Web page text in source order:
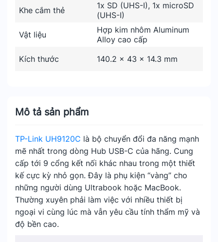
Mô tả sản phẩm
TP-Link UH9120C là bộ chuyển đổi đa năng mạnh
mẽ nhất trong dòng Hub USB-C của hãng. Cung
cấp tới 9 cổng kết nối khác nhau trong một thiết
kế cực kỳ nhỏ gọn. Đây là phụ kiện “vàng” cho
những người dùng Ultrabook hoặc MacBook.
Thường xuyên phải làm việc với nhiều thiết bị
ngoại vi cùng lúc mà vẫn yêu cầu tính thẩm mỹ và
độ bền cao.
Khe cắm thẻ
1x SD (UHS-I), 1x microSD
(UHS-I)
Vật liệu
Hợp kim nhôm Aluminum
Alloy cao cấp
Kích thước
140.2 × 43 × 14.3 mm